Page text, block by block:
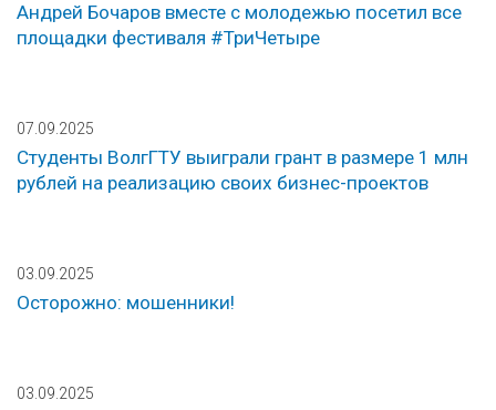
Андрей Бочаров вместе с молодежью посетил все
площадки фестиваля #ТриЧетыре
07.09.2025
Студенты ВолгГТУ выиграли грант в размере 1 млн
рублей на реализацию своих бизнес-проектов
03.09.2025
Осторожно: мошенники!
03.09.2025